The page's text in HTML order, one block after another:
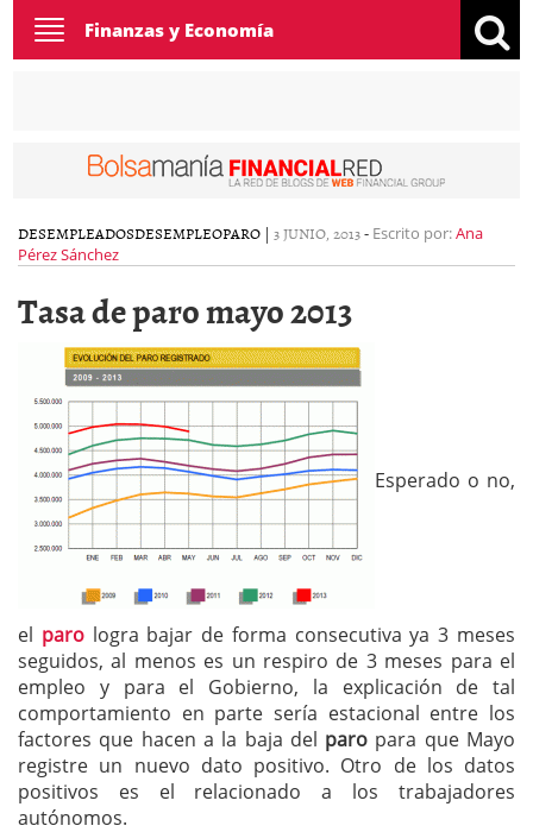
Toggle
navigation
Finanzas y Economía
DESEMPLEADOSDESEMPLEOPARO | 3 JUNIO, 2013- Escrito por:Ana
Pérez Sánchez
Tasa de paro mayo 2013
Esperado o no,
el parologra bajar de forma consecutiva ya 3 meses
seguidos, al menos es un respiro de 3 meses para el
empleo y para el Gobierno, la explicación de tal
comportamiento en parte sería estacional entre los
factores que hacen a la baja del paro para que Mayo
registre un nuevo dato positivo. Otro de los datos
positivos es el relacionado a los trabajadores
autónomos.